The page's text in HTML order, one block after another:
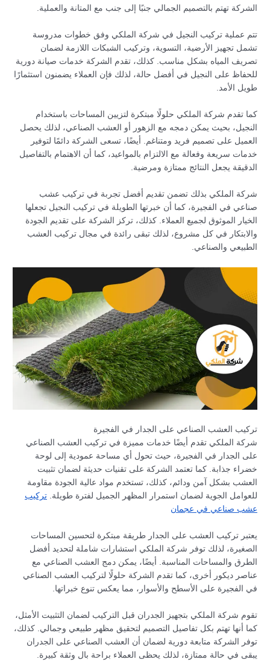
الشركة تهتم بالتصميم الجمالي جنبًا إلى جنب مع المتانة والعملية.
تتم عملية تركيب النجيل في شركة الملكي وفق خطوات مدروسة
تشمل تجهيز الأرضية، التسوية، وتركيب الشبكات اللازمة لضمان
تصريف المياه بشكل مناسب. كذلك، تقدم الشركة خدمات صيانة دورية
للحفاظ على النجيل في أفضل حالة، لذلك فإن العملاء يضمنون استثمارًا
طويل الأمد.
كما تقدم شركة الملكي حلولًا مبتكرة لتزيين المساحات باستخدام
النجيل، بحيث يمكن دمجه مع الزهور أو العشب الصناعي، لذلك يحصل
العميل على تصميم فريد ومتناغم. أيضًا، تسعى الشركة دائمًا لتوفير
خدمات سريعة وفعالة مع الالتزام بالمواعيد، كما أن الاهتمام بالتفاصيل
الدقيقة يجعل النتائج ممتازة ومرضية.
شركة الملكي بذلك تضمن تقديم أفضل تجربة في تركيب عشب
صناعي في الفجيرة، كما أن خبرتها الطويلة في تركيب النجيل تجعلها
الخيار الموثوق لجميع العملاء. كذلك، تركز الشركة على تقديم الجودة
والابتكار في كل مشروع، لذلك تبقى رائدة في مجال تركيب العشب
الطبيعي والصناعي.
تركيب العشب الصناعي على الجدار في الفجيرة
شركة الملكي تقدم أيضًا خدمات مميزة في تركيب العشب الصناعي
على الجدار في الفجيرة، حيث تحول أي مساحة عمودية إلى لوحة
خضراء جذابة. كما تعتمد الشركة على تقنيات حديثة لضمان تثبيت
العشب بشكل آمن ودائم، كذلك، تستخدم مواد عالية الجودة مقاومة
للعوامل الجوية لضمان استمرار المظهر الجميل لفترة طويلة.تركيب
عشب صناعي في عجمان
يعتبر تركيب العشب على الجدار طريقة مبتكرة لتحسين المساحات
الصغيرة، لذلك توفر شركة الملكي استشارات شاملة لتحديد أفضل
الطرق والمساحات المناسبة. أيضًا، يمكن دمج العشب الصناعي مع
عناصر ديكور أخرى، كما تقدم الشركة حلولًا لتركيب العشب الصناعي
في الفجيرة على الأسطح والأسوار، مما يعكس تنوع خبراتها.
تقوم شركة الملكي بتجهيز الجدران قبل التركيب لضمان التثبيت الأمثل،
كما أنها تهتم بكل تفاصيل التصميم لتحقيق مظهر طبيعي وجمالي. كذلك،
توفر الشركة متابعة دورية لضمان أن العشب الصناعي على الجدران
يبقى في حالة ممتازة، لذلك يحظى العملاء براحة بال وثقة كبيرة.